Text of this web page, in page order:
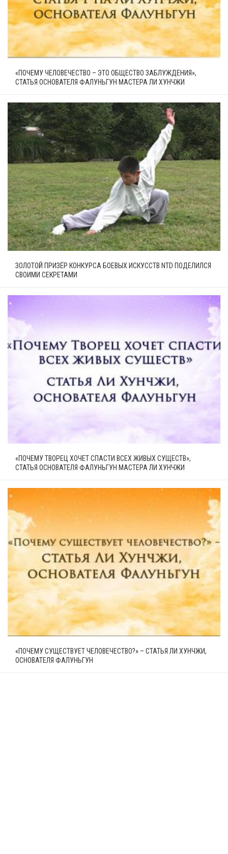
«ПОЧЕМУ ЧЕЛОВЕЧЕСТВО – ЭТО ОБЩЕСТВО ЗАБЛУЖДЕНИЯ»,
СТАТЬЯ ОСНОВАТЕЛЯ ФАЛУНЬГУН МАСТЕРА ЛИ ХУНЧЖИ
ЗОЛОТОЙ ПРИЗЁР КОНКУРСА БОЕВЫХ ИСКУССТВ NTD ПОДЕЛИЛСЯ
СВОИМИ СЕКРЕТАМИ
«ПОЧЕМУ ТВОРЕЦ ХОЧЕТ СПАСТИ ВСЕХ ЖИВЫХ СУЩЕСТВ»,
СТАТЬЯ ОСНОВАТЕЛЯ ФАЛУНЬГУН МАСТЕРА ЛИ ХУНЧЖИ
«ПОЧЕМУ СУЩЕСТВУЕТ ЧЕЛОВЕЧЕСТВО?» – СТАТЬЯ ЛИ ХУНЧЖИ,
ОСНОВАТЕЛЯ ФАЛУНЬГУН